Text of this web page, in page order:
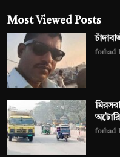
Most Viewed Posts
forhad
forhad